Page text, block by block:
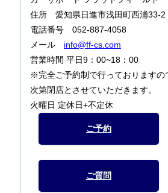
住所 愛知県日進市浅田町西浦33-2
電話番号 052-887-4058
メール info@ff-cs.com
営業時間 平日9：00~18：00
※完全ご予約制で行っておりますの
次第閉店とさせていただきます。
火曜日 定休日+不定休
ご予約
ご質問